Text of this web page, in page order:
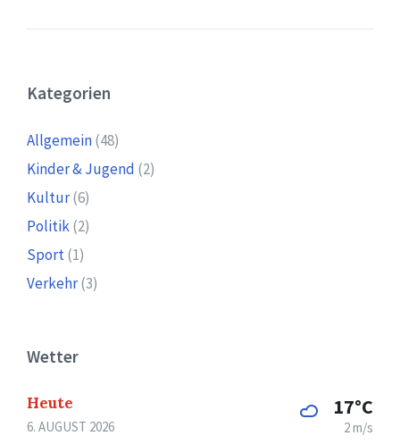
Kategorien
Allgemein(48)
Kinder & Jugend (2)
Kultur(6)
Politik(2)
Sport(1)
Verkehr(3)
Wetter
Heute
6. AUGUST 2026
17°C
2 m/s